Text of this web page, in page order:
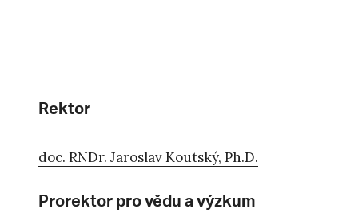
Rektor
doc. RNDr. Jaroslav Koutský, Ph.D.
Prorektor pro vědu a výzkum